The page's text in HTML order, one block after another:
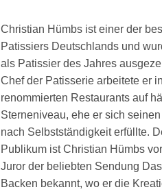
Christian Hümbs ist einer der
Patissiers Deutschlands und
als Patissier des Jahres
Chef der Patisserie arbeitete er
renommierten Restaurants auf
Sterneniveau, ehe er sich
nach Selbstständigkeit erfüllte.
Publikum ist Christian Hümbs
Juror der beliebten Sendung
Backen bekannt, wo er die